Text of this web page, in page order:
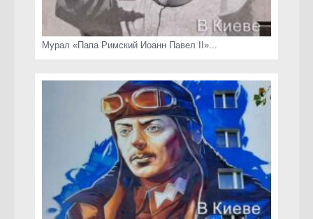
часы Киева
Мурал «Папа Римский Иоанн Павел II»...